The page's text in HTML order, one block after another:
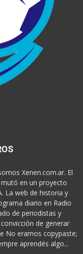
Xenen.com.ar. El
en un proyecto
La web de historia y
diario en Radio
de periodistas y
de generar
No eramos copypaste;
aprendés algo...